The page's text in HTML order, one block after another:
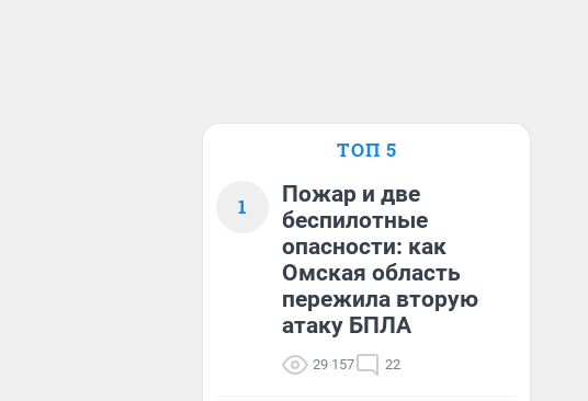
ТОП 5
1
Пожар и две
беспилотные
опасности: как
Омская область
пережила вторую
атаку БПЛА
29 157 22